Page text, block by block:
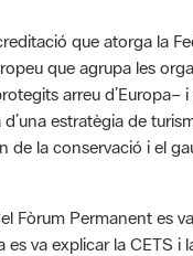
estratègia de
de la conservació i el
Fòrum Permanent es
es va explicar la CETS i la
grupal i, per últim,
Sostenible del